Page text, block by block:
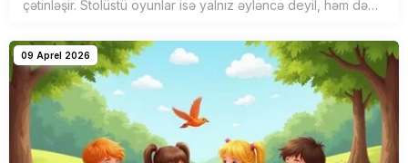
çətinləşir. Stolüstü oyunlar isə yalnız əyləncə deyil, həm də
09 Aprel 2026